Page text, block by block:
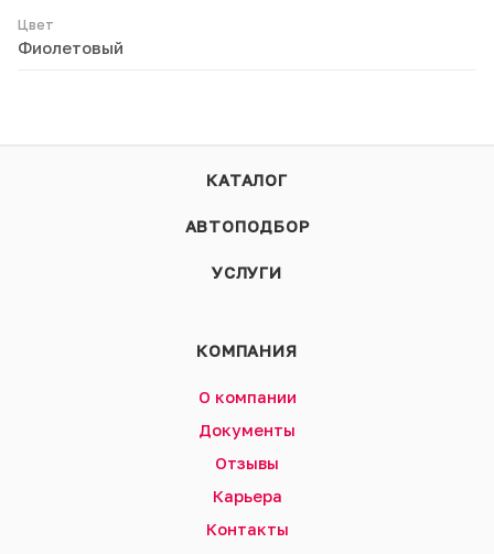
Цвет
Фиолетовый
КАТАЛОГ
АВТОПОДБОР
УСЛУГИ
КОМПАНИЯ
О компании
Документы
Отзывы
Карьера
Контакты